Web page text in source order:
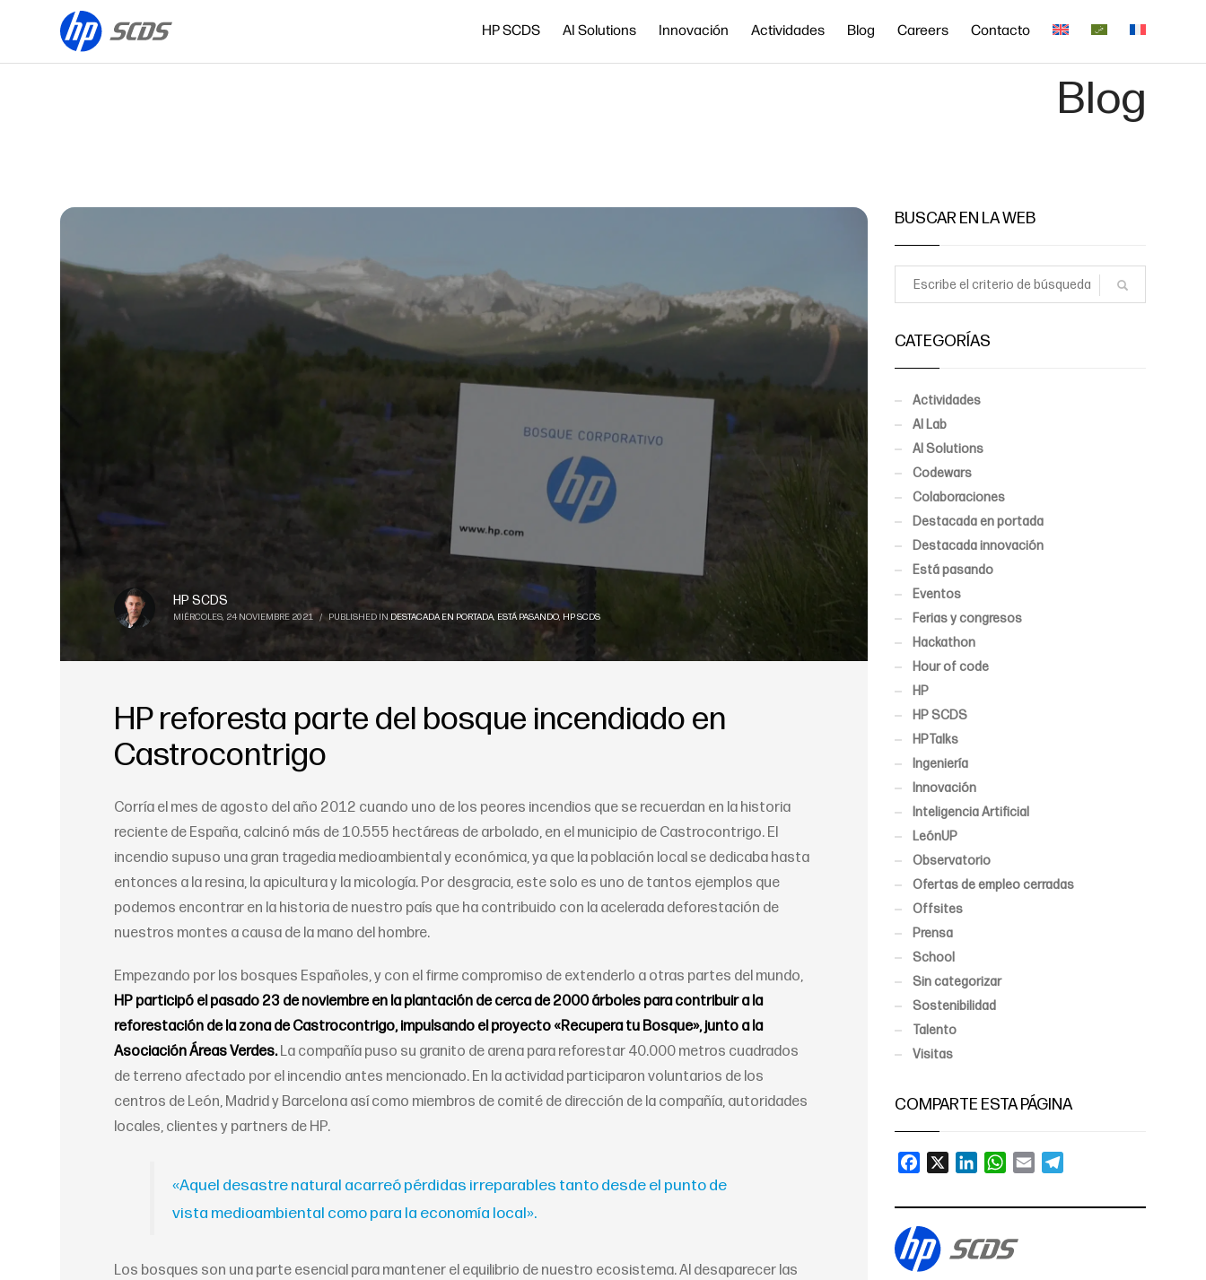
HP SCDS AI Solutions Innovación Actividades Blog Careers Contacto
Blog
HP SCDS
MIÉRCOLES, 24 NOVIEMBRE 2021 / PUBLISHED IN DESTACADA EN PORTADA, ESTÁ PASANDO, HP SCDS
HP reforesta parte del bosque incendiado en
Castrocontrigo
Corría el mes de agosto del año 2012 cuando uno de los peores incendios que se recuerdan en la historia
reciente de España, calcinó más de 10.555 hectáreas de arbolado, en el municipio de Castrocontrigo. El
incendio supuso una gran tragedia medioambiental y económica, ya que la población local se dedicaba hasta
entonces a la resina, la apicultura y la micología. Por desgracia, este solo es uno de tantos ejemplos que
podemos encontrar en la historia de nuestro país que ha contribuido con la acelerada deforestación de
nuestros montes a causa de la mano del hombre.
Empezando por los bosques Españoles, y con el firme compromiso de extenderlo a otras partes del mundo,
HP participó el pasado 23 de noviembre en la plantación de cerca de 2000 árboles para contribuir a la
reforestación de la zona de Castrocontrigo, impulsando el proyecto «Recupera tu Bosque», junto a la
Asociación Áreas Verdes.La compañía puso su granito de arena para reforestar 40.000 metros cuadrados
de terreno afectado por el incendio antes mencionado. En la actividad participaron voluntarios de los
centros de León, Madrid y Barcelona así como miembros de comité de dirección de la compañía, autoridades
locales, clientes y partners de HP.
«Aquel desastre natural acarreó pérdidas irreparables tanto desde el punto de
vista medioambiental como para la economía local».
Los bosques son una parte esencial para mantener el equilibrio de nuestro ecosistema. Al desaparecer las
BUSCAR EN LA WEB
CATEGORÍAS
Actividades
AI Lab
AI Solutions
Codewars
Colaboraciones
Destacada en portada
Destacada innovación
Está pasando
Eventos
Ferias y congresos
Hackathon
Hour of code
HP
HP SCDS
HPTalks
Ingeniería
Innovación
Inteligencia Artificial
LeónUP
Observatorio
Ofertas de empleo cerradas
Offsites
Prensa
School
Sin categorizar
Sostenibilidad
Talento
Visitas
COMPARTE ESTA PÁGINA
Facebook LinkedInWhatsApp
Email